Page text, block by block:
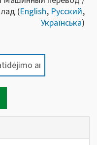
(English, Русский,
Українська)